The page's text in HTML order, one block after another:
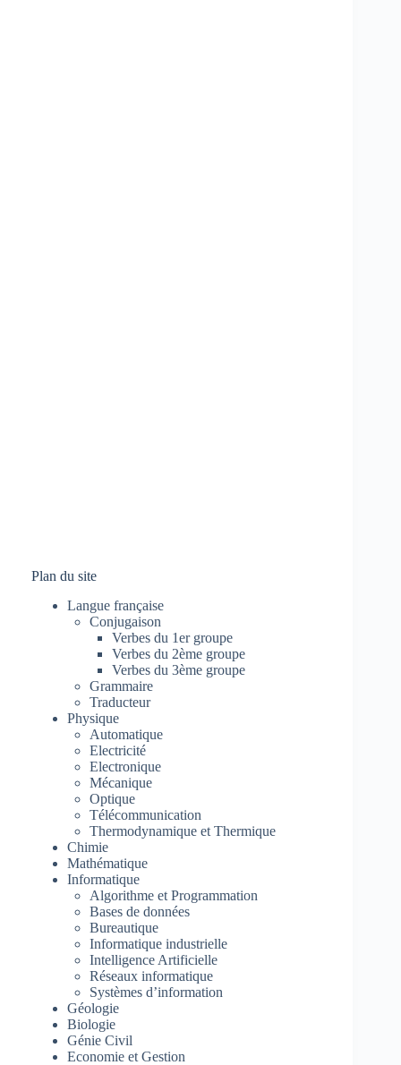
Plan du site
Langue française
Conjugaison
Verbes du 1er groupe
Verbes du 2ème groupe
Verbes du 3ème groupe
Grammaire
Traducteur
Physique
Automatique
Electricité
Electronique
Mécanique
Optique
Télécommunication
Thermodynamique et Thermique
Chimie
Mathématique
Informatique
Algorithme et Programmation
Bases de données
Bureautique
Informatique industrielle
Intelligence Artificielle
Réseaux informatique
Systèmes d’information
Géologie
Biologie
Génie Civil
Economie et Gestion